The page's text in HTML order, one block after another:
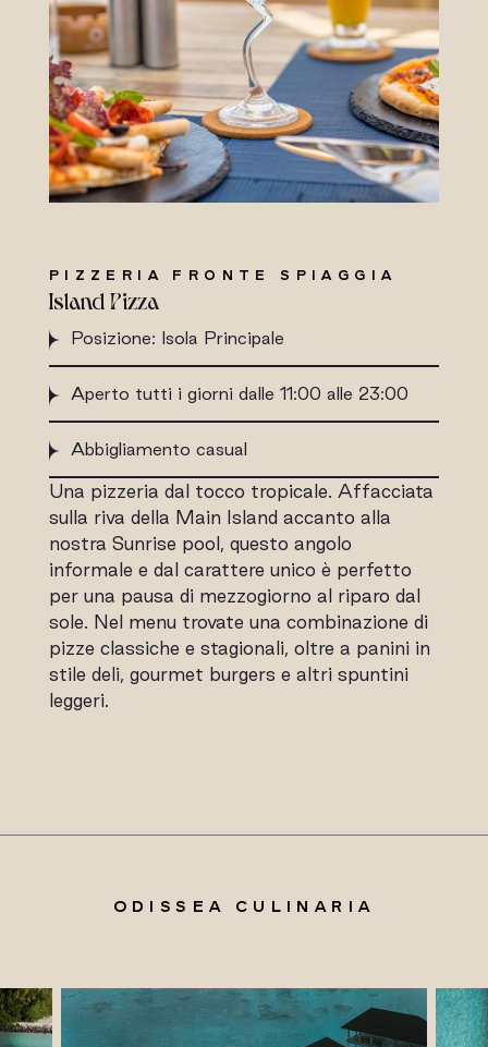
PIZZERIA FRONTE SPIAGGIA
Island Pizza
Posizione: Isola Principale
Aperto tutti i giorni dalle 11:00 alle 23:00
Abbigliamento casual
Una pizzeria dal tocco tropicale. Affacciata
sulla riva della Main Island accanto alla
nostra Sunrise pool, questo angolo
informale e dal carattere unico è perfetto
per una pausa di mezzogiorno al riparo dal
sole. Nel menu trovate una combinazione di
pizze classiche e stagionali, oltre a panini in
stile deli, gourmet burgers e altri spuntini
leggeri.
ODISSEA CULINARIA